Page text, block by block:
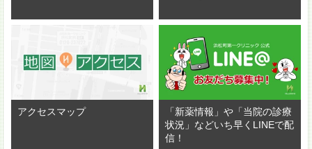
アクセスマップ
「新薬情報」や「当院の診療
状況」などいち早くLINEで配
信！